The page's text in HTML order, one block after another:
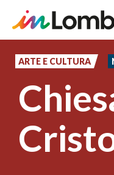
principale
ARTE E CULTURA